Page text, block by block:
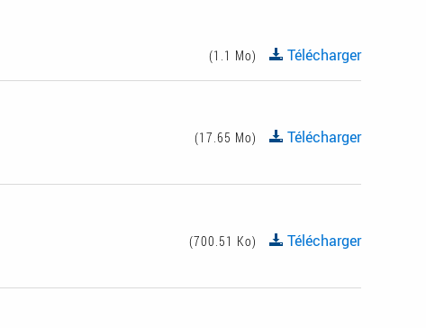
(1.1 Mo) Télécharger
(17.65 Mo)
Télécharger
(700.51 Ko)
Télécharger